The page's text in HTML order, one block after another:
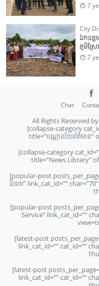
7
City
ឯកឧត្ត
ភូមិស្រ
7
Chat
All Rights Reserved
[collapse-category
title=”បណ្ណាល័យព័ត៌មាន”
[collapse-category
title=”News Library”
[popular-post
និយម” link_cat_id=””
[popular-post
Service” link_cat_id=””
[latest-post
link_cat_id=”” cat_id=””
[latest-post
link_cat_id=”” cat_id=””